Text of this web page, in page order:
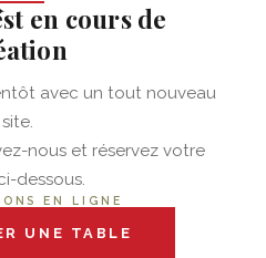
en cours de
avec un tout nouveau
site.
nous et réservez votre
dessous.
EN LIGNE
UNE TABLE